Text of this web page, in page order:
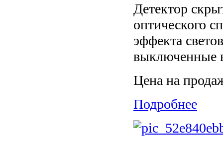
Детектор
оптического
эффекта
выключенные
Цена на
Подробнее